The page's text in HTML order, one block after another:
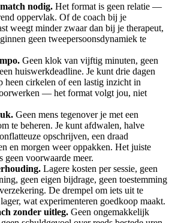
nodig. Het format is geen relatie —
oppervlak. Of de coach bij je
weegt minder zwaar dan bij je therapeut,
geen tweepersoonsdynamiek te
Geen klok van vijftig minuten, geen
huiswerkdeadline. Je kunt drie dagen
heen cirkelen of een lastig inzicht in
— het format volgt jou, niet
Geen mens tegenover je met een
te beheren. Je kunt afdwalen, halve
opschrijven, een draad
en morgen weer oppakken. Het juiste
geen voorwaarde meer.
Lagere kosten per sessie, geen
geen eigen bijdrage, geen toestemming
De drempel om iets uit te
wat experimenteren goedkoop maakt.
zonder uitleg. Geen ongemakkelijk